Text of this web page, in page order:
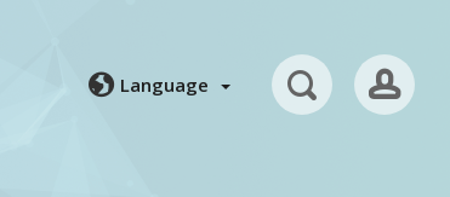
Language